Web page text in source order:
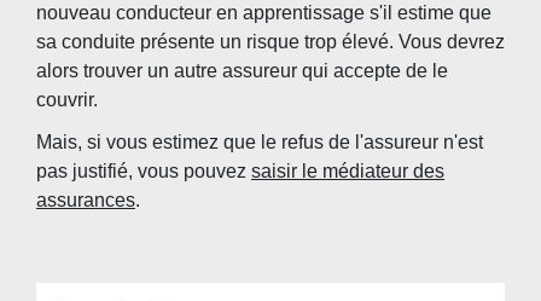
nouveau conducteur en apprentissage s'il estime que
sa conduite présente un risque trop élevé. Vous devrez
alors trouver un autre assureur qui accepte de le
couvrir.
Mais, si vous estimez que le refus de l'assureur n'est
pas justifié, vous pouvez saisir le médiateur des
assurances.